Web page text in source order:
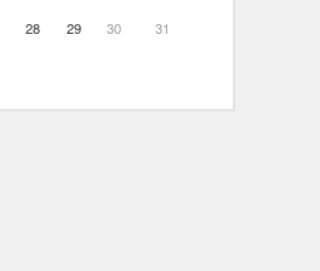
28 29 30 31